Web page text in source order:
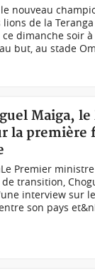
le nouveau
lions de la
dimanche soir
but, au stade
Maiga,
la première
Premier
transition,
interview sur
son pays